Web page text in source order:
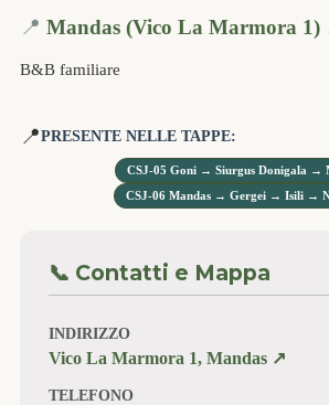
📍Mandas (Vico La Marmora 1)
B&B familiare
📍PRESENTE NELLE TAPPE:
CSJ-05 Goni → Siurgus Donigala →
CSJ-06 Mandas → Gergei → Isili →
📞 Contatti e Mappa
INDIRIZZO
Vico La Marmora 1, Mandas ↗️
TELEFONO